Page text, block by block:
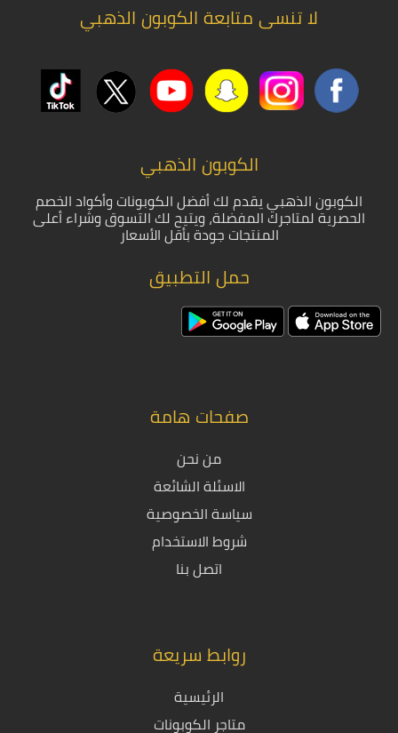
لا تنسى متابعة الكوبون الذهبي
الكوبون الذهبي
الكوبون الذهبي يقدم لك أفضل الكوبونات وأكواد الخصم
الحصرية لمتاجرك المفضلة، ويتيح لك التسوق وشراء أعلى
المنتجات جودة بأقل الأسعار
حمل التطبيق
صفحات هامة
من نحن
الاسئلة الشائعة
سياسة الخصوصية
شروط الاستخدام
اتصل بنا
روابط سريعة
الرئيسية
متاجر الكوبونات